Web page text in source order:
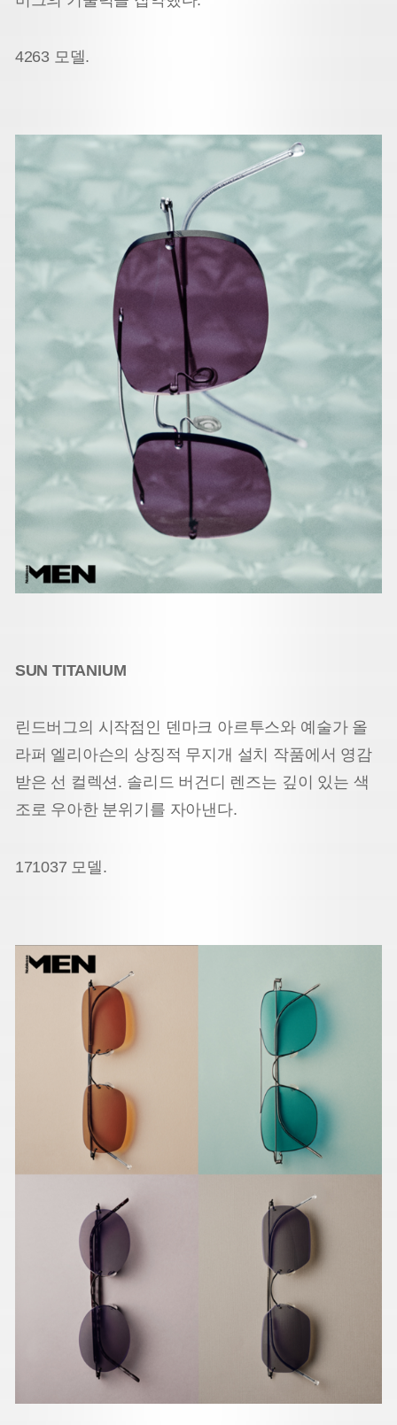
4263 모델.
SUN TITANIUM
린드버그의 시작점인 덴마크 아르투스와 예술가 올
라퍼 엘리아슨의 상징적 무지개 설치 작품에서 영감
받은 선 컬렉션. 솔리드 버건디 렌즈는 깊이 있는 색
조로 우아한 분위기를 자아낸다.
171037 모델.